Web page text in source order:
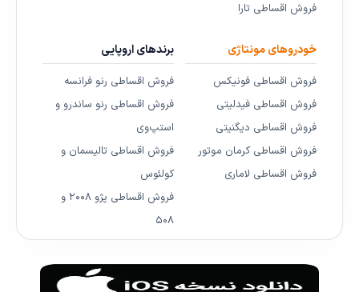
فروش اقساطی تارا
خودروهای مونتاژی
فروش اقساطی فونیکس
فروش اقساطی فیدلیتی
فروش اقساطی دیگنیتی
فروش اقساطی کرمان موتور
فروش اقساطی لاماری
برندهای اروپایی
فروش اقساطی رنو فرانسه
فروش اقساطی رنو ساندرو و
استپ‌وی
فروش اقساطی تالیسمان و
کولئوس
فروش اقساطی پژو ۲۰۰۸ و
۵۰۸